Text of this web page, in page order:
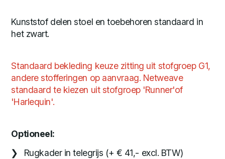
Kunststof delen stoel en toebehoren standaard in
het zwart.
Standaard bekleding keuze zitting uit stofgroep G1,
andere stofferingen op aanvraag. Netweave
standaard te kiezen uit stofgroep 'Runner'of
'Harlequin'.
Optioneel:
Rugkader in telegrijs (+ € 41,- excl. BTW)